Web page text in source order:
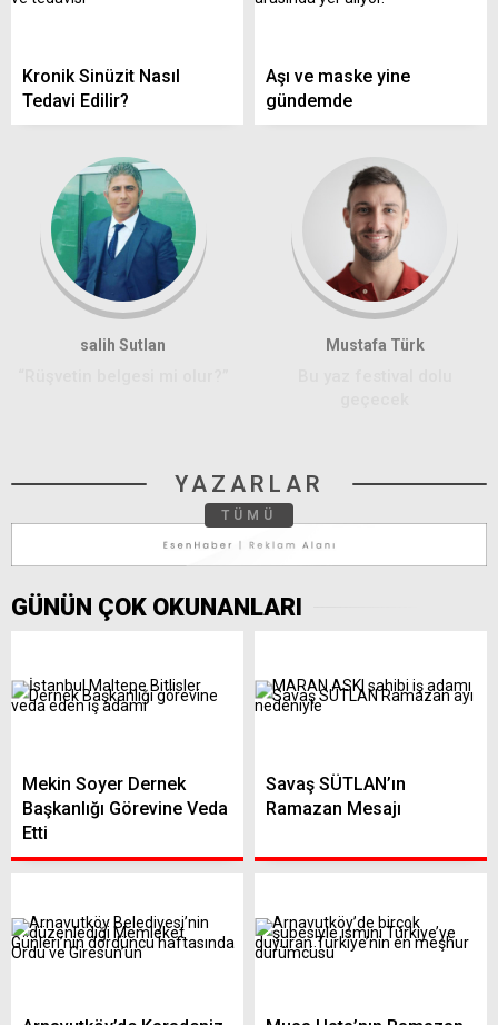
Kronik Sinüzit Nasıl
Tedavi Edilir?
Aşı ve maske yine
gündemde
salih Sutlan Mustafa Türk
YAZARLAR
TÜMÜ
GÜNÜN ÇOK OKUNANLARI
Mekin Soyer Dernek
Başkanlığı Görevine Veda
Etti
Savaş SÜTLAN’ın
Ramazan Mesajı